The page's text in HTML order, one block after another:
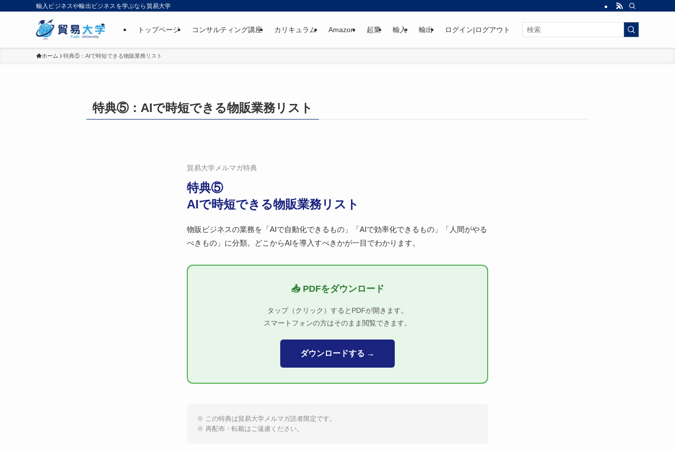
輸入ビジネスや輸出ビジネスを学ぶなら貿易大学
トップページ コンサルティング講座 カリキュラム Amazon 起業 輸入 輸出 ログイン|ログアウト
ホーム 特典⑤：AIで時短できる物販業務リスト
特典⑤：AIで時短できる物販業務リスト
貿易大学メルマガ特典
特典⑤
AIで時短できる物販業務リスト
物販ビジネスの業務を「AIで自動化できるもの」「AIで効率化できるもの」「人間がやる
べきもの」に分類。どこからAIを導入すべきかが一目でわかります。
📥 PDFをダウンロード
タップ（クリック）するとPDFが開きます。
スマートフォンの方はそのまま閲覧できます。
ダウンロードする →
※ この特典は貿易大学メルマガ読者限定です。
※ 再配布・転載はご遠慮ください。